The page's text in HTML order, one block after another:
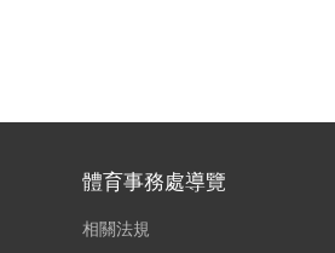
體育事務處導覽
相關法規